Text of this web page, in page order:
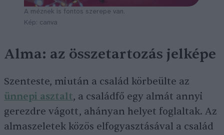
A méznek is fontos szerepe van.
Kép: canva
Alma: az összetartozás jelképe
Szenteste, miután a család körbeülte az
ünnepi asztalt, a családfő egy almát annyi
gerezdre vágott, ahányan helyet foglaltak. Az
almaszeletek közös elfogyasztásával a család